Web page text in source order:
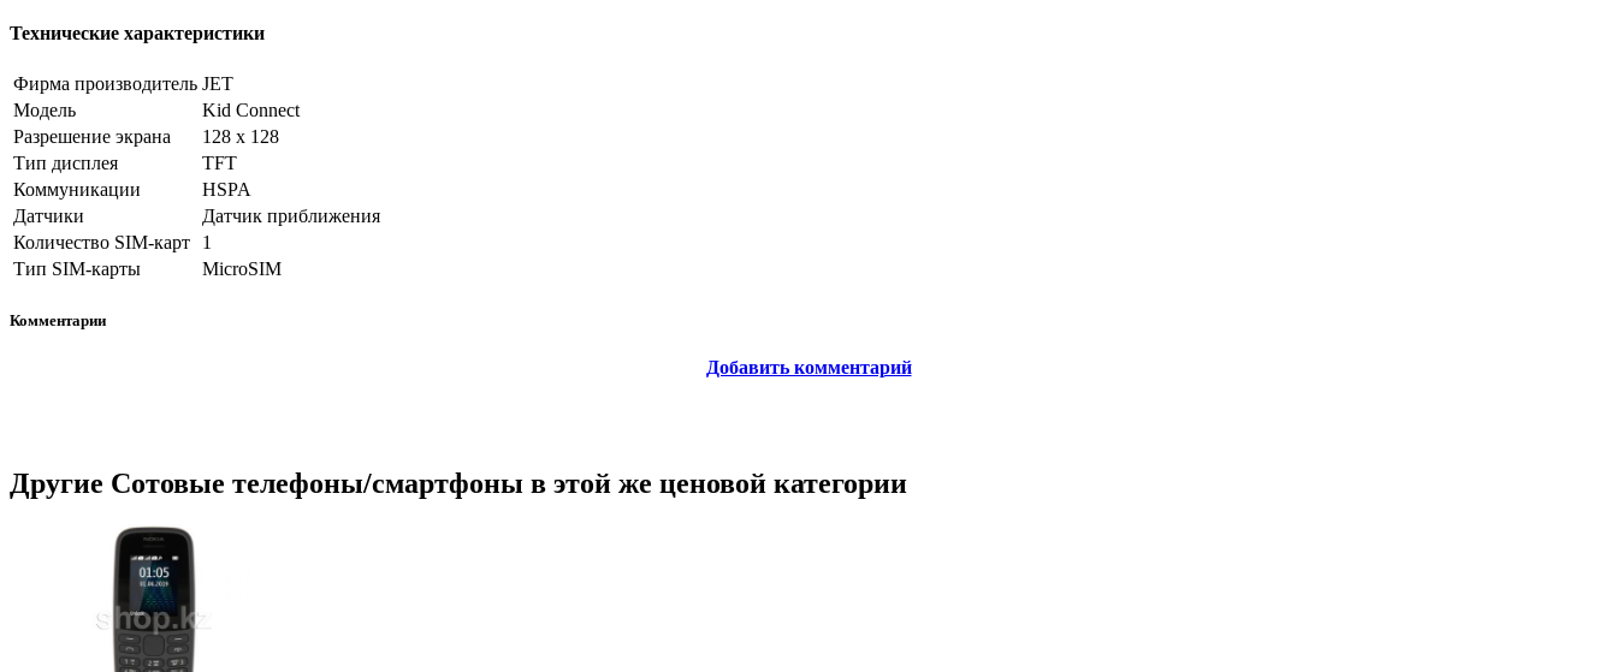
Технические характеристики
Фирма производитель JET
Модель
Kid Connect
Разрешение экрана
128 x 128
Тип дисплея
TFT
Коммуникации
HSPA
Датчики
Датчик приближения
Количество SIM-карт
1
Тип SIM-карты
MicroSIM
Комментарии
Добавить комментарий
Другие Сотовые телефоны/смартфоны в этой же ценовой категории